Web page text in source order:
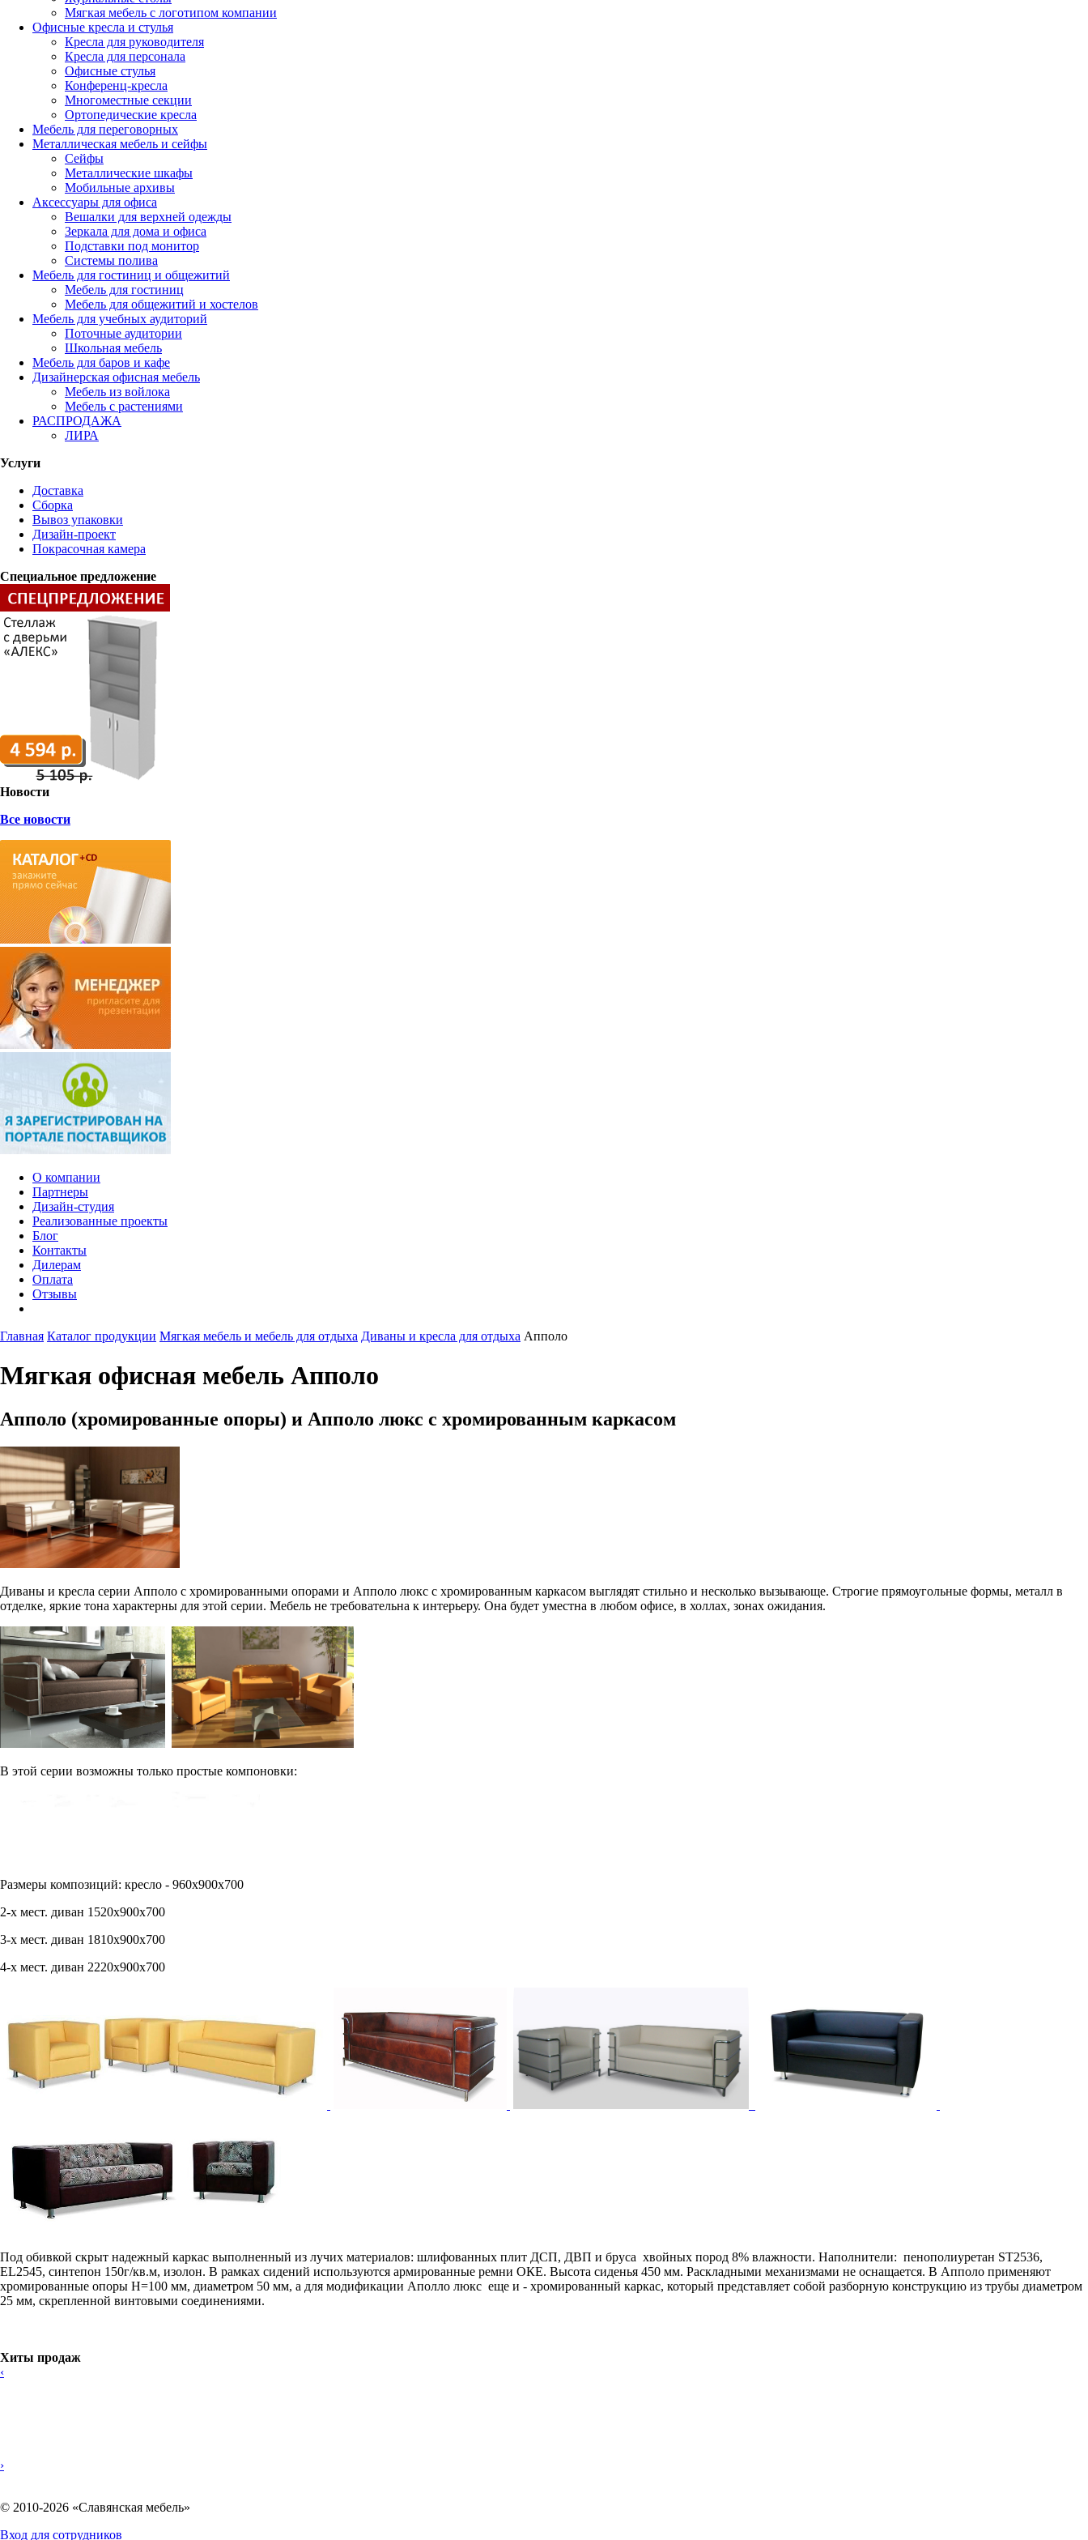
Мягкая мебель с логотипом компании
Офисные кресла и стулья
Кресла для руководителя
Кресла для персонала
Офисные стулья
Конференц-кресла
Многоместные секции
Ортопедические кресла
Мебель для переговорных
Металлическая мебель и сейфы
Сейфы
Металлические шкафы
Мобильные архивы
Аксессуары для офиса
Вешалки для верхней одежды
Зеркала для дома и офиса
Подставки под монитор
Системы полива
Мебель для гостиниц и общежитий
Мебель для гостиниц
Мебель для общежитий и хостелов
Мебель для учебных аудиторий
Поточные аудитории
Школьная мебель
Мебель для баров и кафе
Дизайнерская офисная мебель
Мебель из войлока
Мебель с растениями
РАСПРОДАЖА
ЛИРА
Услуги
Доставка
Сборка
Вывоз упаковки
Дизайн-проект
Покрасочная камера
Специальное предложение
Новости
Все новости
О компании
Партнеры
Дизайн-студия
Реализованные проекты
Блог
Контакты
Дилерам
Оплата
Отзывы
Главная Каталог продукции Мягкая мебель и мебель для отдыха Диваны и кресла для отдыха Апполо
Мягкая офисная мебель Апполо
Апполо (хромированные опоры) и Апполо люкс с хромированным каркасом
Диваны и кресла серии Апполо с хромированными опорами и Апполо люкс с хромированным каркасом выглядят стильно и несколько вызывающе. Строгие прямоугольные формы, металл в
отделке, яркие тона характерны для этой серии. Мебель не требовательна к интерьеру. Она будет уместна в любом офисе, в холлах, зонах ожидания.
В этой серии возможны только простые компоновки:
Размеры композиций: кресло - 960х900х700
2-х мест. диван 1520х900х700
3-х мест. диван 1810х900х700
4-х мест. диван 2220х900х700
Под обивкой скрыт надежный каркас выполненный из лучих материалов: шлифованных плит ДСП, ДВП и бруса хвойных пород 8% влажности. Наполнители: пенополиуретан ST2536,
EL2545, синтепон 150г/кв.м, изолон. В рамках сидений используются армированные ремни ОКЕ. Высота сиденья 450 мм. Раскладными механизмами не оснащается. В Апполо применяют
хромированные опоры Н=100 мм, диаметром 50 мм, а для модификации Аполло люкс еще и - хромированный каркас, который представляет собой разборную конструкцию из трубы диаметром
25 мм, скрепленной винтовыми соединениями.
Хиты продаж
‹
›
© 2010-2026 «Славянская мебель»
Вход для сотрудников